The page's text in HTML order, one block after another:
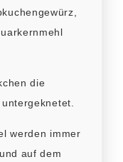
die
werden immer
auf dem